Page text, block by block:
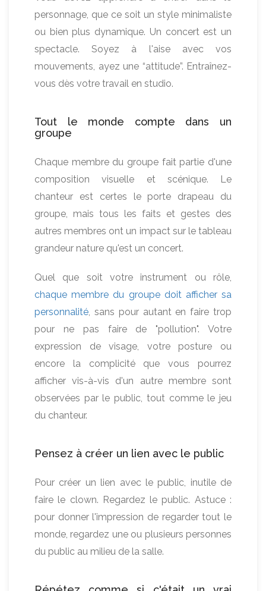
personnage, que ce soit un style minimaliste
ou bien plus dynamique. Un concert est un
spectacle. Soyez à l'aise avec vos
mouvements, ayez une “attitude”. Entraînez-
vous dès votre travail en studio.
Tout le monde compte dans un
groupe
Chaque membre du groupe fait partie d'une
composition visuelle et scénique. Le
chanteur est certes le porte drapeau du
groupe, mais tous les faits et gestes des
autres membres ont un impact sur le tableau
grandeur nature qu'est un concert.
Quel que soit votre instrument ou rôle,
chaque membre du groupe doit afficher sa
personnalité, sans pour autant en faire trop
pour ne pas faire de "pollution". Votre
expression de visage, votre posture ou
encore la complicité que vous pourrez
afficher vis-à-vis d'un autre membre sont
observées par le public, tout comme le jeu
du chanteur.
Pensez à créer un lien avec le public
Pour créer un lien avec le public, inutile de
faire le clown. Regardez le public. Astuce :
pour donner l'impression de regarder tout le
monde, regardez une ou plusieurs personnes
du public au milieu de la salle.